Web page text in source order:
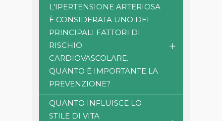
L'IPERTENSIONE ARTERIOSA
È CONSIDERATA UNO DEI
PRINCIPALI FATTORI DI
RISCHIO
CARDIOVASCOLARE.
QUANTO È IMPORTANTE LA
PREVENZIONE?
QUANTO INFLUISCE LO
STILE DI VITA